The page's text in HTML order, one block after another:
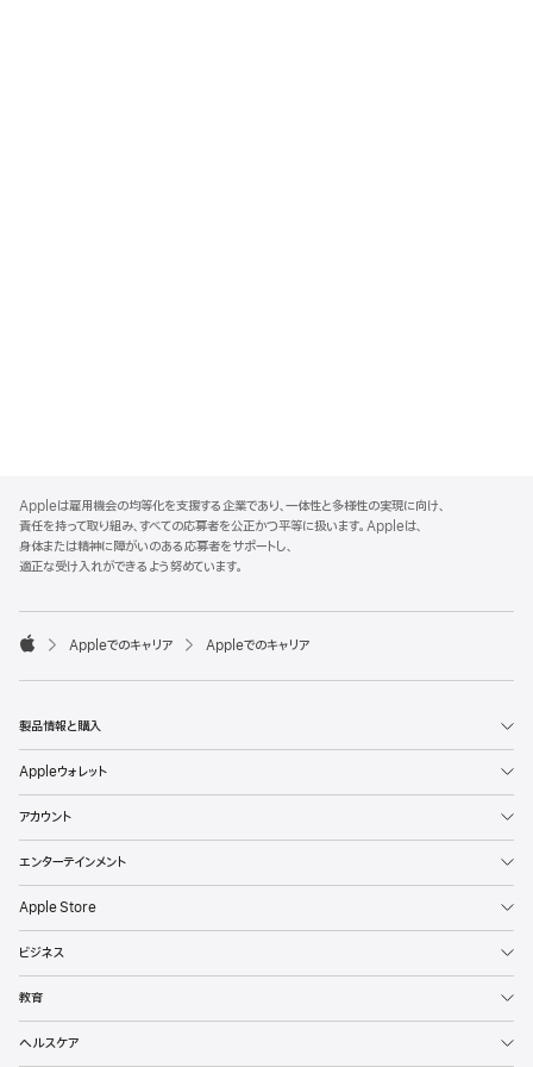
p
p
l
e
o
t
Appleは雇用機会の均等化を支援する企業であり、一体性と多様性の実現に向け、
責任を持って取り組み、すべての応募者を公正かつ平等に扱います。Appleは、
身体または精神に障がいのある応募者をサポートし、
適正な受け入れができるよう努めています。

p
l
Appleでのキャリア Appleでのキャリア
製品情報と購入
Appleウォレット
アカウント
エンターテインメント
Apple Store
ビジネス
教育
ヘルスケア